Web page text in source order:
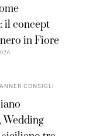
il concept
in Fiore
CONSIGLI
Wedding